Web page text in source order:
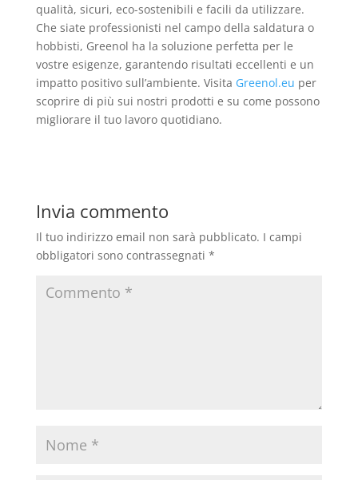
qualità, sicuri, eco-sostenibili e facili da utilizzare.
Che siate professionisti nel campo della saldatura o
hobbisti, Greenol ha la soluzione perfetta per le
vostre esigenze, garantendo risultati eccellenti e un
impatto positivo sull’ambiente. Visita Greenol.eu per
scoprire di più sui nostri prodotti e su come possono
migliorare il tuo lavoro quotidiano.
Invia commento
Il tuo indirizzo email non sarà pubblicato. I campi
obbligatori sono contrassegnati *